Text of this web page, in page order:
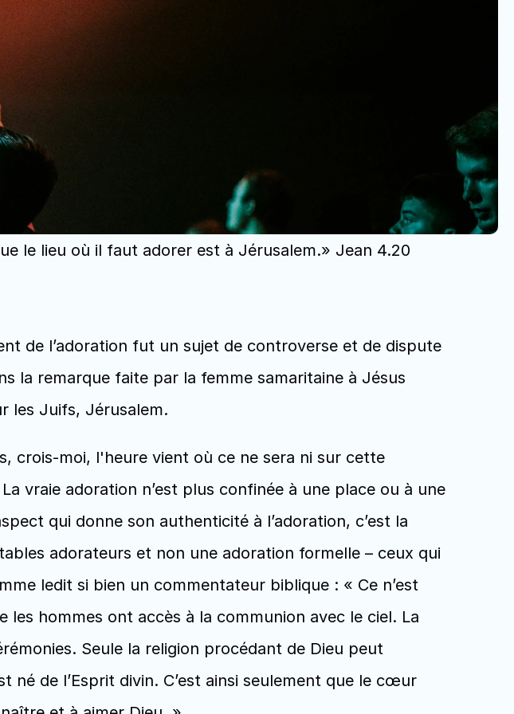
le lieu où il faut adorer est à Jérusalem.» Jean 4.20
de l’adoration fut un sujet de controverse et de dispute
la remarque faite par la femme samaritaine à Jésus
les Juifs, Jérusalem.
crois-moi, l'heure vient où ce ne sera ni sur cette
vraie adoration n’est plus confinée à une place ou à une
qui donne son authenticité à l’adoration, c’est la
adorateurs et non une adoration formelle – ceux qui
ledit si bien un commentateur biblique : « Ce n’est
hommes ont accès à la communion avec le ciel. La
Seule la religion procédant de Dieu peut
né de l’Esprit divin. C’est ainsi seulement que le cœur